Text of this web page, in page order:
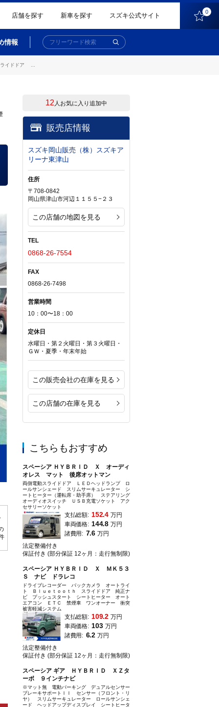
店舗を探す 新車を探す スズキ公式サイト 0
情報
イドドア ...
純正８インチナビ装備です！
12 人お気に入り追加中
販売店情報
スズキ岡山販売（株）スズキア
リーナ東津山
住所
〒708-0842
岡山県津山市河辺１１５５−２３
この店舗の地図を見る
TEL
0868-26-7554
FAX
0868-26-7498
営業時間
10：00〜18：00
定休日
水曜日・第２火曜日・第３火曜日・
ＧＷ・夏季・年末年始
この販売会社の在庫を見る
この店舗の在庫を見る
こちらもおすすめ
スペーシア ＨＹＢＲＩＤ Ｘ オーディ
オレス マット 後席オットマン
両側電動スライドドア ＬＥＤヘッドランプ ロ
ールサンシェード スリムサーキュレーター シ
ートヒーター（運転席・助手席） ステアリング
オーディオスイッチ ＵＳＢ充電ソケット アク
セサリーソケット
支払総額: 152.4 万円
車両価格: 144.8 万円
諸費用: 7.6 万円
法定整備付き
保証付き (部分保証 12ヶ月：走行無制限)
スペーシア ＨＹＢＲＩＤ Ｘ ＭＫ５３
Ｓ ナビ ドラレコ
ドライブレコーダー バックカメラ オートライ
ト Ｂｌｕｅｔｏｏｔｈ スライドドア 純正ナ
ビ プッシュスタート シートヒーター オート
エアコン ＥＴＣ 禁煙車 ワンオーナー 衝突
被害軽減システム
支払総額: 109.2 万円
車両価格: 103 万円
諸費用: 6.2 万円
法定整備付き
保証付き (部分保証 12ヶ月：走行無制限)
スペーシア ギア ＨＹＢＲＩＤ ＸＺタ
ーボ ９インチナビ
※マット無 電動パーキング デュアルセンサー
ブレーキサポートＩＩ センサー（フロント・リ
ヤ） スリムサーキュレーター ロールサンシェ
ード ヘッドアップディスプレイ シートヒータ